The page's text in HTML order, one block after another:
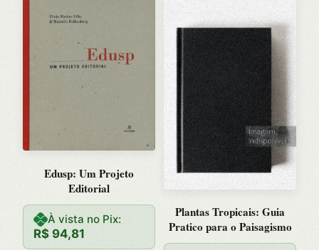
Edusp: Um Projeto
Editorial
À vista no Pix:
R$ 94,81
Plantas Tropicais: Guia
Pratico para o Paisagismo